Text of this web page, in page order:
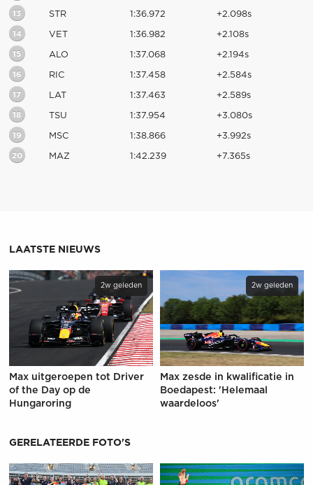
13 STR 1:36.972 +2.098s
14 VET 1:36.982 +2.108s
15 ALO 1:37.068 +2.194s
16 RIC 1:37.458 +2.584s
17 LAT 1:37.463 +2.589s
18 TSU 1:37.954 +3.080s
19 MSC 1:38.866 +3.992s
20 MAZ 1:42.239 +7.365s
LAATSTE NIEUWS
2w geleden
Max uitgeroepen tot Driver
of the Day op de
Hungaroring
2w geleden
Max zesde in kwalificatie in
Boedapest: 'Helemaal
waardeloos'
GERELATEERDE FOTO'S